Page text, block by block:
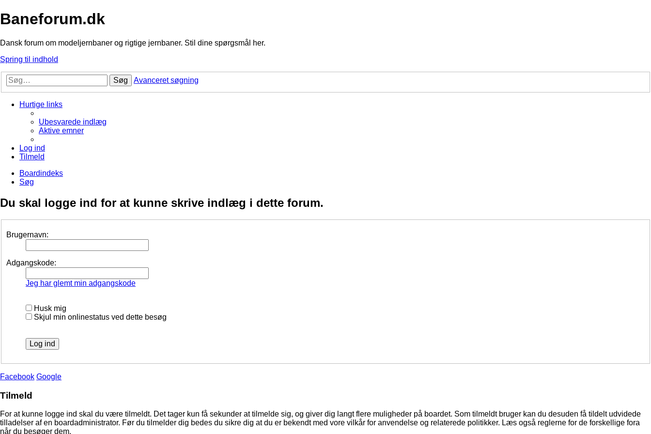
Baneforum.dk
Dansk forum om modeljernbaner og rigtige jernbaner. Stil dine spørgsmål her.
Spring til indhold
Søg Avanceret søgning
Hurtige links
Ubesvarede indlæg
Aktive emner
Log ind
Tilmeld
Boardindeks
Søg
Du skal logge ind for at kunne skrive indlæg i dette forum.
Brugernavn:
Adgangskode:
Jeg har glemt min adgangskode
Husk mig
Skjul min onlinestatus ved dette besøg
Facebook Google
Tilmeld
For at kunne logge ind skal du være tilmeldt. Det tager kun få sekunder at tilmelde sig, og giver dig langt flere muligheder på boardet. Som tilmeldt bruger kan du desuden få tildelt udvidede
tilladelser af en boardadministrator. Før du tilmelder dig bedes du sikre dig at du er bekendt med vore vilkår for anvendelse og relaterede politikker. Læs også reglerne for de forskellige fora
når du besøger dem.